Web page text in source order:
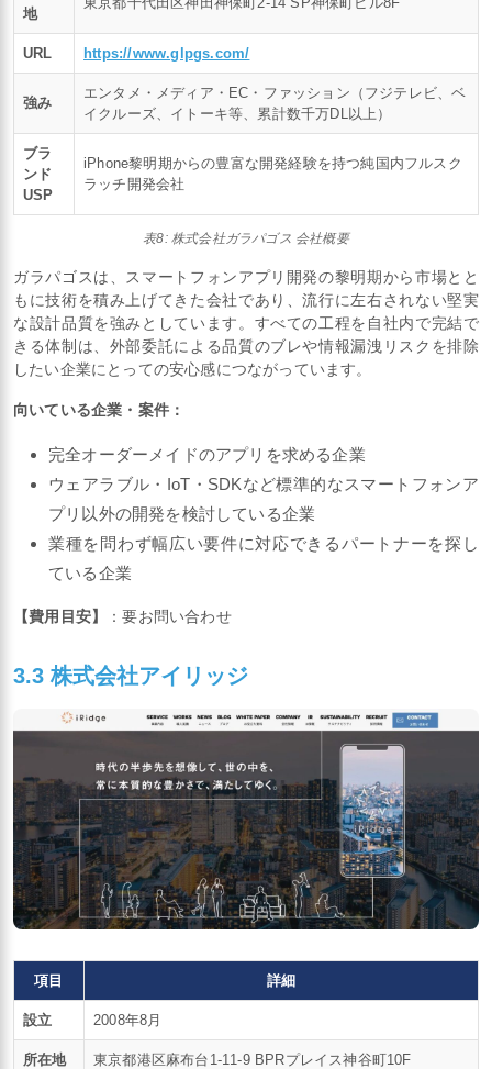
設立 2009年3月
所在
地
東京都千代田区神田神保町2-14 SP神保町ビル8F
URL https://www.glpgs.com/
強み
エンタメ・メディア・EC・ファッション（フジテレビ、ベ
イクルーズ、イトーキ等、累計数千万DL以上）
ブラ
ラッチ開発会社
表8: 株式会社ガラパゴス 会社概要
ガラパゴスは、スマートフォンアプリ開発の黎明期から市場とと
もに技術を積み上げてきた会社であり、流行に左右されない堅実
きる体制は、外部委託による品質のブレや情報漏洩リスクを排除
向いている企業・案件：
完全オーダーメイドのアプリを求める企業
ウェアラブル・IoT・SDKなど標準的なスマートフォンア
プリ以外の開発を検討している企業
業種を問わず幅広い要件に対応できるパートナーを探し
【費用目安】：要お問い合わせ
3.3 株式会社アイリッジ
項目 詳細